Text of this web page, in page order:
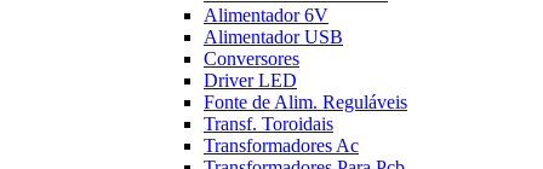
Alimentador 6V
Alimentador USB
Conversores
Driver LED
Fonte de Alim. Reguláveis
Transf. Toroidais
Transformadores Ac